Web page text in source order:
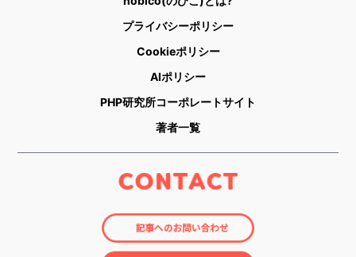
プライバシーポリシー
Cookieポリシー
AIポリシー
PHP研究所コーポレートサイト
著者一覧